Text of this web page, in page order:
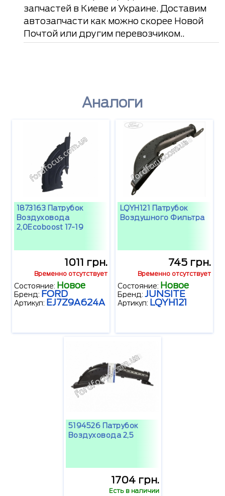
запчастей в Киеве и Украине. Доставим
автозапчасти как можно скорее Новой
Почтой или другим перевозчиком..
Аналоги
1873163 Патрубок
Воздуховода
2,0Ecoboost 17-19
1011 грн.
Временно отсутствует
Состояние: Новое
Бренд: FORD
Артикул: EJ7Z9A624A
LQYH121 Патрубок
Воздушного Фильтра
745 грн.
Временно отсутствует
Состояние: Новое
Бренд: JUNSITE
Артикул: LQYH121
5194526 Патрубок
Воздуховода 2,5
1704 грн.
Есть в наличии